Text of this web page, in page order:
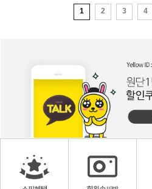
1 2 3 4